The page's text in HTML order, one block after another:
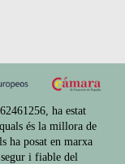
ha estat
és la millora de
ha posat en marxa
i fiable del